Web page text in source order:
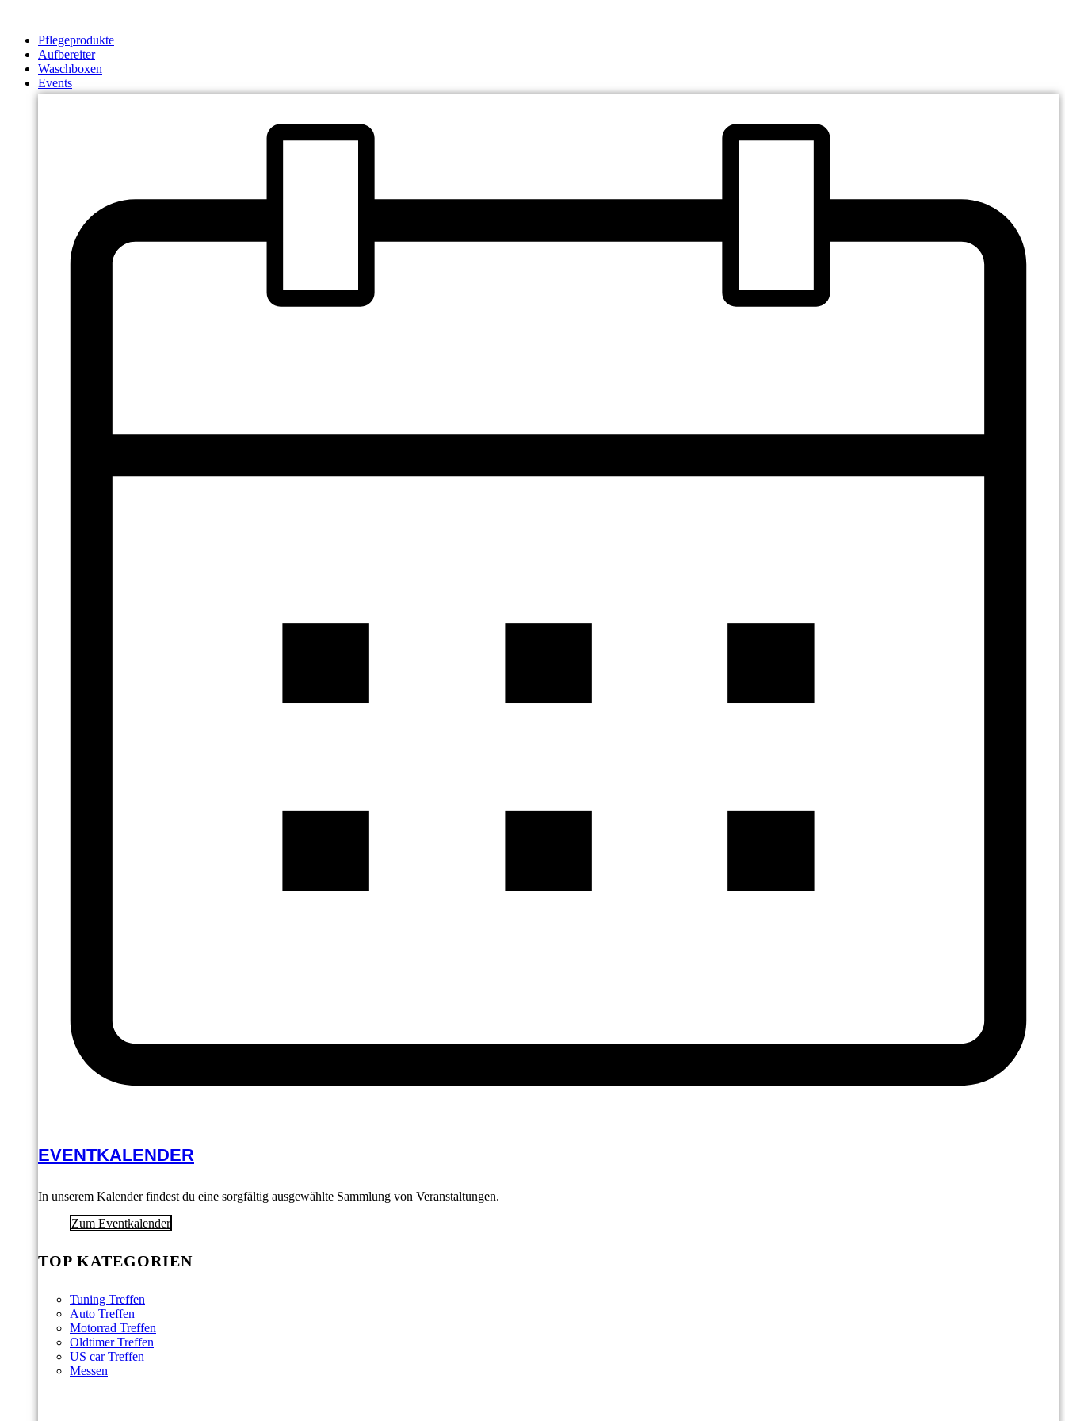
springenPflegeprodukte
Aufbereiter
Waschboxen
Events
EVENTKALENDER
In unserem Kalender findest du eine sorgfältig ausgewählte Sammlung von Veranstaltungen.
Zum Eventkalender
TOP KATEGORIEN
Tuning Treffen
Auto Treffen
Motorrad Treffen
Oldtimer Treffen
US car Treffen
Messen